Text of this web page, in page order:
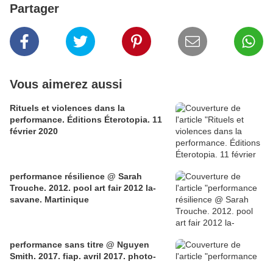
Partager
Vous aimerez aussi
Rituels et violences dans la
performance. Éditions Éterotopia. 11
février 2020
performance résilience @ Sarah
Trouche. 2012. pool art fair 2012 la-
savane. Martinique
performance sans titre @ Nguyen
Smith. 2017. fiap. avril 2017. photo-